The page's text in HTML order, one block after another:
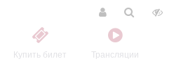
Купить билет Трансляции